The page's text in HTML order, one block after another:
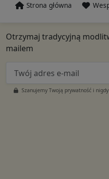
Strona główna
Otrzymaj tradycyjną
mailem
Szanujemy Twoją prywatność i